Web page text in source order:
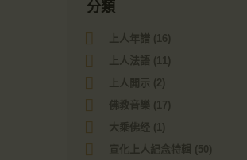
分類
上人年譜 (16)
上人法語 (11)
上人開示 (2)
佛教音樂 (17)
大乘佛经 (1)
宣化上人紀念特輯 (50)